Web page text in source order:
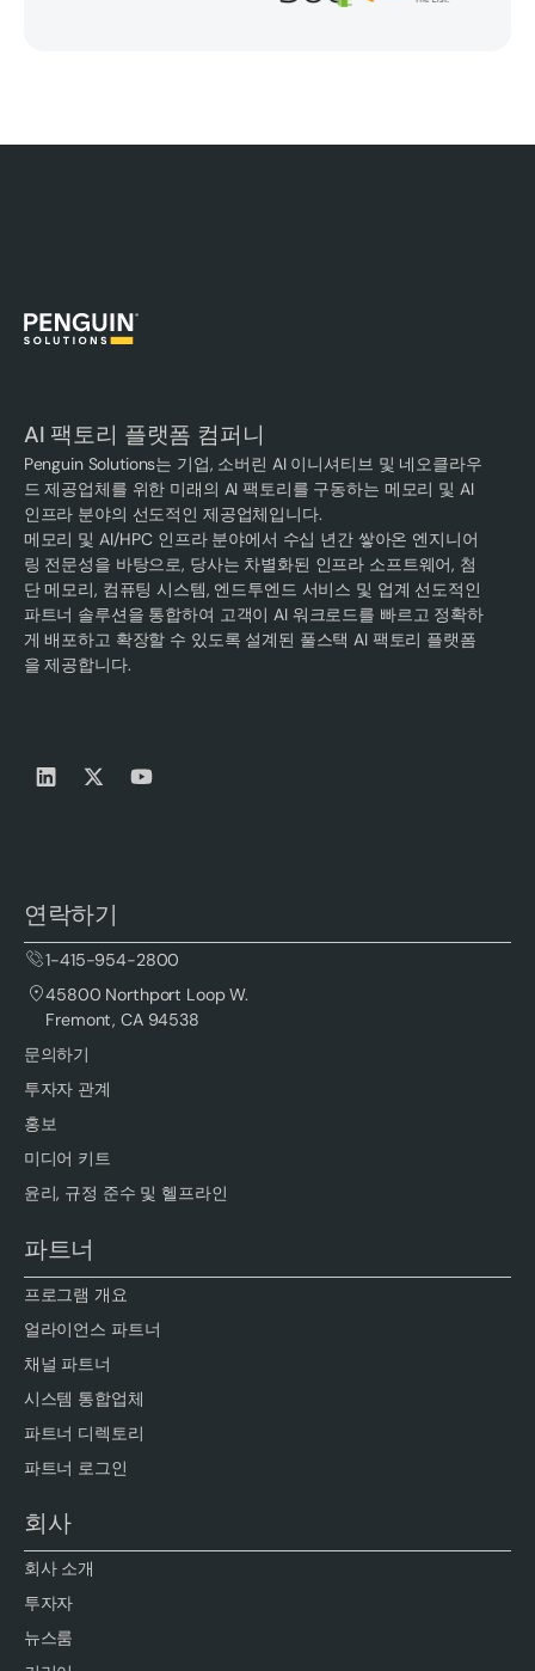
AI 팩토리 플랫폼 컴퍼니
Penguin Solutions는 기업, 소버린 AI 이니셔티브 및 네오클라우
드 제공업체를 위한 미래의 AI 팩토리를 구동하는 메모리 및 AI
인프라 분야의 선도적인 제공업체입니다.
메모리 및 AI/HPC 인프라 분야에서 수십 년간 쌓아온 엔지니어
링 전문성을 바탕으로, 당사는 차별화된 인프라 소프트웨어, 첨
단 메모리, 컴퓨팅 시스템, 엔드투엔드 서비스 및 업계 선도적인
파트너 솔루션을 통합하여 고객이 AI 워크로드를 빠르고 정확하
게 배포하고 확장할 수 있도록 설계된 풀스택 AI 팩토리 플랫폼
을 제공합니다.
연락하기
1-415-954-2800
45800 Northport Loop W.
Fremont, CA 94538
문의하기
투자자 관계
홍보
미디어 키트
윤리, 규정 준수 및 헬프라인
파트너
프로그램 개요
얼라이언스 파트너
채널 파트너
시스템 통합업체
파트너 디렉토리
파트너 로그인
회사
회사 소개
투자자
뉴스룸